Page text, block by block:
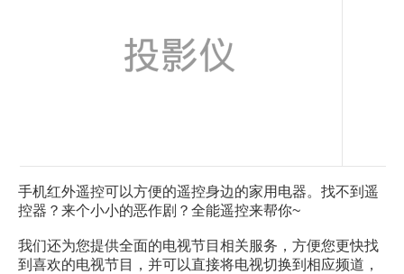
手机红外遥控可以方便的遥控身边的家用电器。找不到遥
控器？来个小小的恶作剧？全能遥控来帮你~
我们还为您提供全面的电视节目相关服务，方便您更快找
到喜欢的电视节目，并可以直接将电视切换到相应频道，